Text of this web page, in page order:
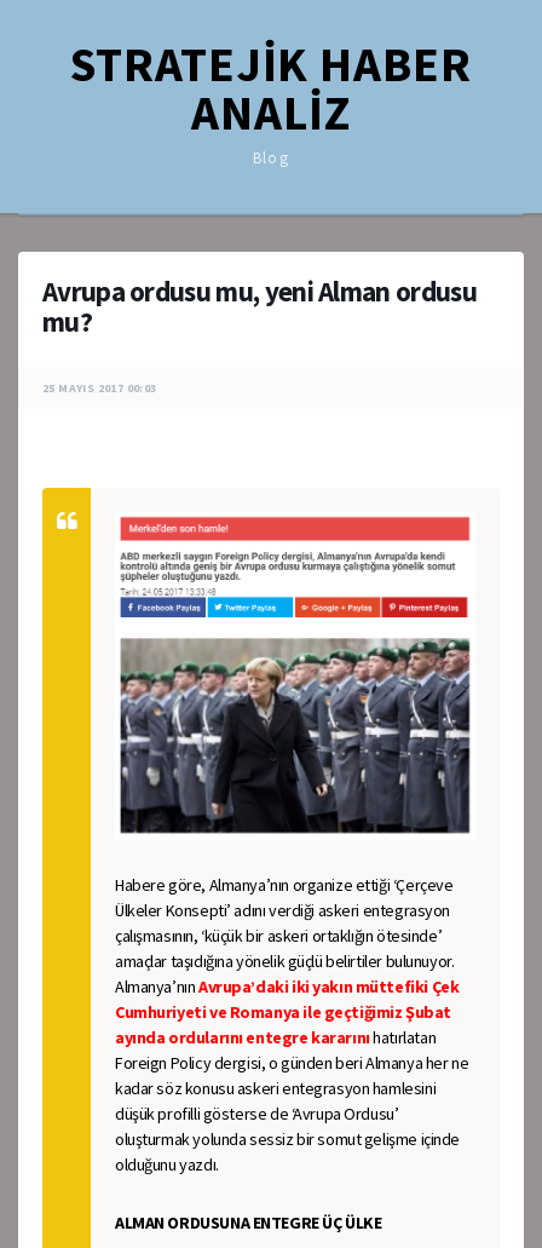
STRATEJİK HABER
ANALİZ
Blog
Avrupa ordusu mu, yeni Alman ordusu
mu?
25 MAYIS 2017 00:03
Habere göre, Almanya’nın organize ettiği ‘Çerçeve
Ülkeler Konsepti’ adını verdiği askeri entegrasyon
çalışmasının, ‘küçük bir askeri ortaklığın ötesinde’
amaçlar taşıdığına yönelik güçlü belirtiler bulunuyor.
Almanya’nınAvrupa’daki iki yakın müttefiki Çek
Cumhuriyeti ve Romanya ile geçtiğimiz Şubat
ayında ordularını entegre kararınıhatırlatan
Foreign Policy dergisi, o günden beri Almanya her ne
kadar söz konusu askeri entegrasyon hamlesini
düşük profilli gösterse de ‘Avrupa Ordusu’
oluşturmak yolunda sessiz bir somut gelişme içinde
olduğunu yazdı.
ALMAN ORDUSUNA ENTEGRE ÜÇ ÜLKE